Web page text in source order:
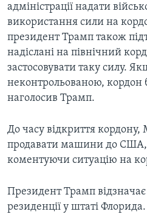
адміністрації надати
використання сили на
президент Трамп також
надіслані на північний
застосовувати таку силу.
неконтрольованою, кордон
наголосив Трамп.
До часу відкриття
продавати машини до США,
коментуючи ситуацію на
Президент Трамп
резиденції у штаті Флорида.